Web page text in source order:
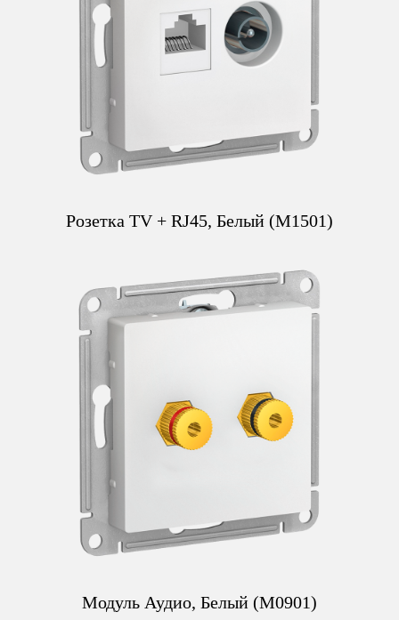
Розетка TV + RJ45, Белый (M1501)
Модуль Аудио, Белый (M0901)